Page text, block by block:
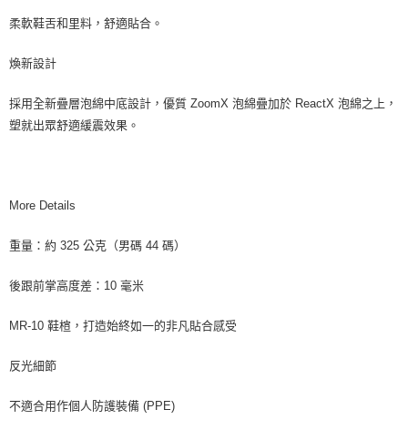
柔軟鞋舌和里料，舒適貼合。
煥新設計
採用全新疊層泡綿中底設計，優質 ZoomX 泡綿疊加於 ReactX 泡綿之上，
塑就出眾舒適緩震效果。
More Details
重量：約 325 公克（男碼 44 碼）
後跟前掌高度差：10 毫米
MR-10 鞋楦，打造始終如一的非凡貼合感受
反光細節
不適合用作個人防護裝備 (PPE)